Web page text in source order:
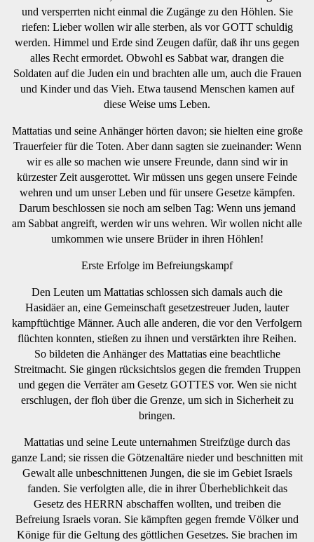
und versperrten nicht einmal die Zugänge zu den Höhlen. Sie
riefen: Lieber wollen wir alle sterben, als vor GOTT schuldig
werden. Himmel und Erde sind Zeugen dafür, daß ihr uns gegen
alles Recht ermordet. Obwohl es Sabbat war, drangen die
Soldaten auf die Juden ein und brachten alle um, auch die Frauen
und Kinder und das Vieh. Etwa tausend Menschen kamen auf
diese Weise ums Leben.
Mattatias und seine Anhänger hörten davon; sie hielten eine große
Trauerfeier für die Toten. Aber dann sagten sie zueinander: Wenn
wir es alle so machen wie unsere Freunde, dann sind wir in
kürzester Zeit ausgerottet. Wir müssen uns gegen unsere Feinde
wehren und um unser Leben und für unsere Gesetze kämpfen.
Darum beschlossen sie noch am selben Tag: Wenn uns jemand
am Sabbat angreift, werden wir uns wehren. Wir wollen nicht alle
umkommen wie unsere Brüder in ihren Höhlen!
Erste Erfolge im Befreiungskampf
Den Leuten um Mattatias schlossen sich damals auch die
Hasidäer an, eine Gemeinschaft gesetzestreuer Juden, lauter
kampftüchtige Männer. Auch alle anderen, die vor den Verfolgern
flüchten konnten, stießen zu ihnen und verstärkten ihre Reihen.
So bildeten die Anhänger des Mattatias eine beachtliche
Streitmacht. Sie gingen rücksichtslos gegen die fremden Truppen
und gegen die Verräter am Gesetz GOTTES vor. Wen sie nicht
erschlugen, der floh über die Grenze, um sich in Sicherheit zu
bringen.
Mattatias und seine Leute unternahmen Streifzüge durch das
ganze Land; sie rissen die Götzenaltäre nieder und beschnitten mit
Gewalt alle unbeschnittenen Jungen, die sie im Gebiet Israels
fanden. Sie verfolgten alle, die in ihrer Überheblichkeit das
Gesetz des HERRN abschaffen wollten, und treiben die
Befreiung Israels voran. Sie kämpften gegen fremde Völker und
Könige für die Geltung des göttlichen Gesetzes. Sie brachen im